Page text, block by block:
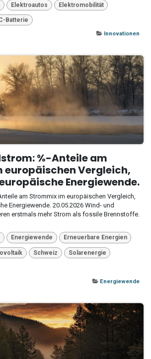
Elektroautos Elektromobilität
Batterie
Innovationen
%-Anteile am
europäischen Vergleich,
Energiewende.
am Strommix im europäischen Vergleich,
Energiewende. 20.05.2026 Wind- und
erstmals mehr Strom als fossile Brennstoffe.
Energiewende Erneuerbare Energien
Schweiz Solarenergie
Energiewende